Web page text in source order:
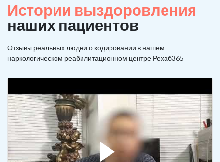
Истории выздоровления
наших пациентов
Отзывы реальных людей о кодировании в нашем
наркологическом реабилитационном центре Рехаб365